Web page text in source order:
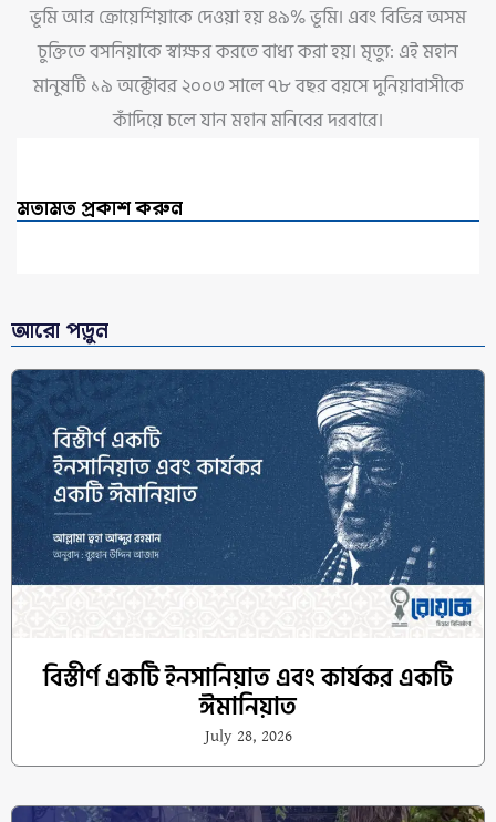
ভূমি আর ক্রোয়েশিয়াকে দেওয়া হয় ৪৯% ভূমি। এবং বিভিন্ন অসম
চুক্তিতে বসনিয়াকে স্বাক্ষর করতে বাধ্য করা হয়। মৃত্যু: এই মহান
মানুষটি ১৯ অক্টোবর ২০০৩ সালে ৭৮ বছর বয়সে দুনিয়াবাসীকে
কাঁদিয়ে চলে যান মহান মনিবের দরবারে।
মতামত প্রকাশ করুন
আরো পড়ুন
বিস্তীর্ণ একটি ইনসানিয়াত এবং কার্যকর একটি
ঈমানিয়াত
July 28, 2026